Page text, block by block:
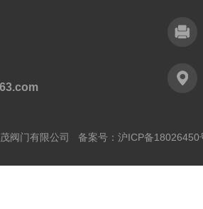
阀门有限公司 备案号： 沪ICP备18026450